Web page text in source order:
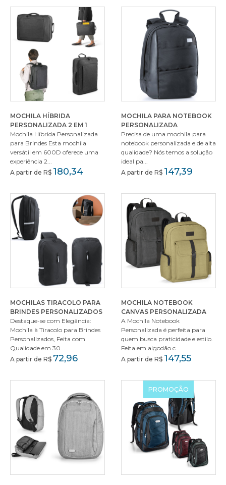
MOCHILA HÍBRIDA
PERSONALIZADA 2 EM 1
Mochila Híbrida Personalizada
para Brindes Esta mochila
versátil em 600D oferece uma
experiência 2...
A partir de R$ 180,34
MOCHILA PARA NOTEBOOK
PERSONALIZADA
Precisa de uma mochila para
notebook personalizada e de alta
qualidade? Nós temos a solução
ideal pa...
A partir de R$ 147,39
MOCHILAS TIRACOLO PARA
BRINDES PERSONALIZADOS
Destaque-se com Elegância:
Mochila à Tiracolo para Brindes
Personalizados, Feita com
Qualidade em 30...
A partir de R$ 72,96
MOCHILA NOTEBOOK
CANVAS PERSONALIZADA
A Mochila Notebook
Personalizada é perfeita para
quem busca praticidade e estilo.
Feita em algodão c...
A partir de R$ 147,55
PROMOÇÃO